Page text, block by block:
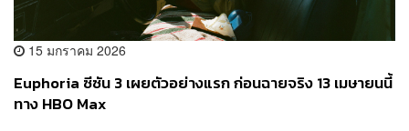
15 มกราคม 2026
Euphoria ซีซัน 3 เผยตัวอย่างแรก ก่อนฉายจริง 13 เมษายนนี้
ทาง HBO Max